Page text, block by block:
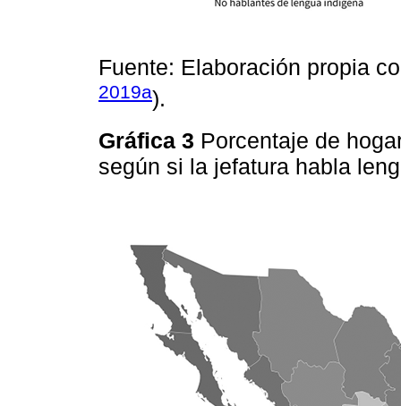
Fuente: Elaboración propia
2019a).
Gráfica 3 Porcentaje de
según si la jefatura habla